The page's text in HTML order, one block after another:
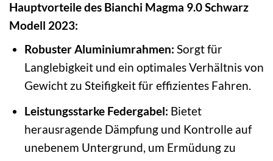
Hauptvorteile des Bianchi Magma 9.0 Schwarz
Modell 2023:
Robuster Aluminiumrahmen: Sorgt für
Langlebigkeit und ein optimales Verhältnis von
Gewicht zu Steifigkeit für effizientes Fahren.
Leistungsstarke Federgabel: Bietet
herausragende Dämpfung und Kontrolle auf
unebenem Untergrund, um Ermüdung zu